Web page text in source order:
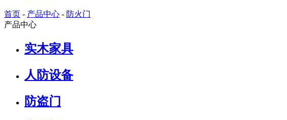
首页 - 产品中心 - 防火门
产品中心
实木家具
人防设备
防盗门